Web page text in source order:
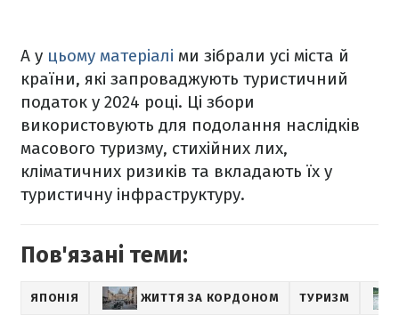
А у цьому матеріалі ми зібрали усі міста й
країни, які запроваджують туристичний
податок у 2024 році. Ці збори
використовують для подолання наслідків
масового туризму, стихійних лих,
кліматичних ризиків та вкладають їх у
туристичну інфраструктуру.
Пов'язані теми:
ЯПОНІЯ ЖИТТЯ ЗА КОРДОНОМ ТУРИЗМ